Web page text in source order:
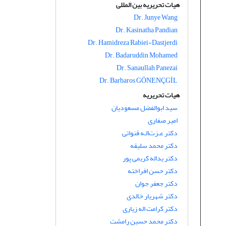
هیات تحریریه بین المللی
Dr. Junye Wang
Dr. Kasinatha Pandian
Dr. Hamidreza Rabiei-Dastjerdi
Dr. Badaruddin Mohamed
Dr. Sanaullah Panezai
Dr. Barbaros GÖNENÇGİL
هیات تحریریه
سید ابوالفضل مسعودیان
امیر صفاری
دکتر عـزت‌الـه قنواتی
دکتر محمد سلیقه
دکتر یداله کریمی پور
دکتر حسن افراخته
دکتر جعفر جوان
دکتر شهریار خالدی
دکتر کرامت اله زیاری
دکتر محمد حسین رامشت